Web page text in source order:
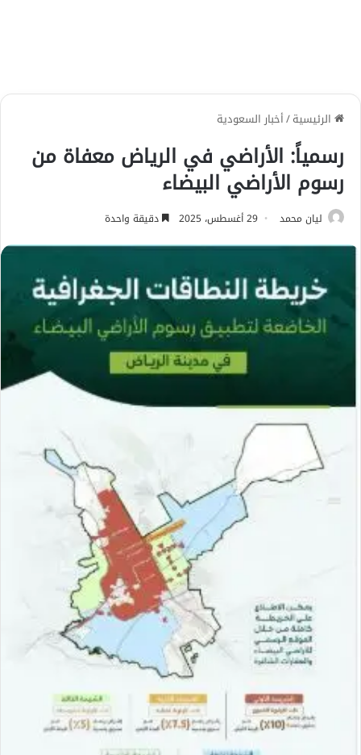
الرئيسية/أخبار السعودية
رسمياً: الأراضي في الرياض معفاة من
رسوم الأراضي البيضاء
ليان محمد 29 أغسطس، 2025 دقيقة واحدة